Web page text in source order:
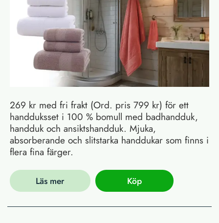
269 kr med fri frakt (Ord. pris 799 kr) för ett
handduksset i 100 % bomull med badhandduk,
handduk och ansiktshandduk. Mjuka,
absorberande och slitstarka handdukar som finns i
flera fina färger.
Läs mer Köp